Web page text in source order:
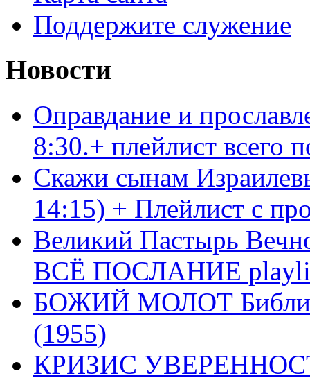
Поддержите служение
Новости
Оправдание и
8:30.+ плейлист
Скажи сынам
14:15) + Плейлист с
Великий Пастырь
ВСЁ ПОСЛАНИЕ
БОЖИЙ МОЛОТ Библия
(1955)
КРИЗИС